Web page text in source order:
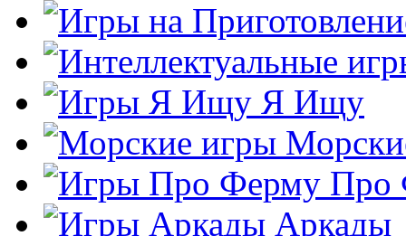
Я Ищу
Про
Аркады